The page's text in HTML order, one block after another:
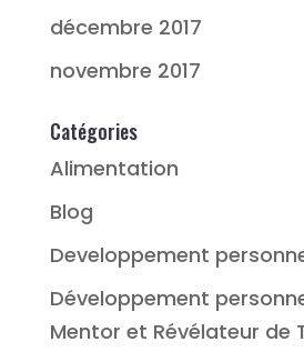
décembre 2017
novembre 2017
Catégories
Alimentation
Blog
Developpement
Développement
Mentor et Révélateur de